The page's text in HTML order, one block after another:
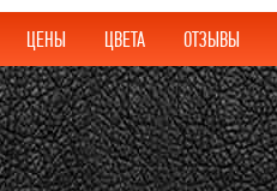
ЦЕНЫ ЦВЕТА ОТЗЫВЫ